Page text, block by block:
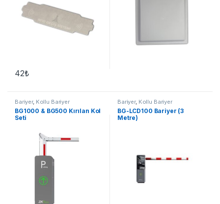
42₺
Bariyer, Kollu Bariyer
BG1000 & BG500 Kırılan Kol
Seti
Bariyer, Kollu Bariyer
BG-LCD100 Bariyer (3
Metre)